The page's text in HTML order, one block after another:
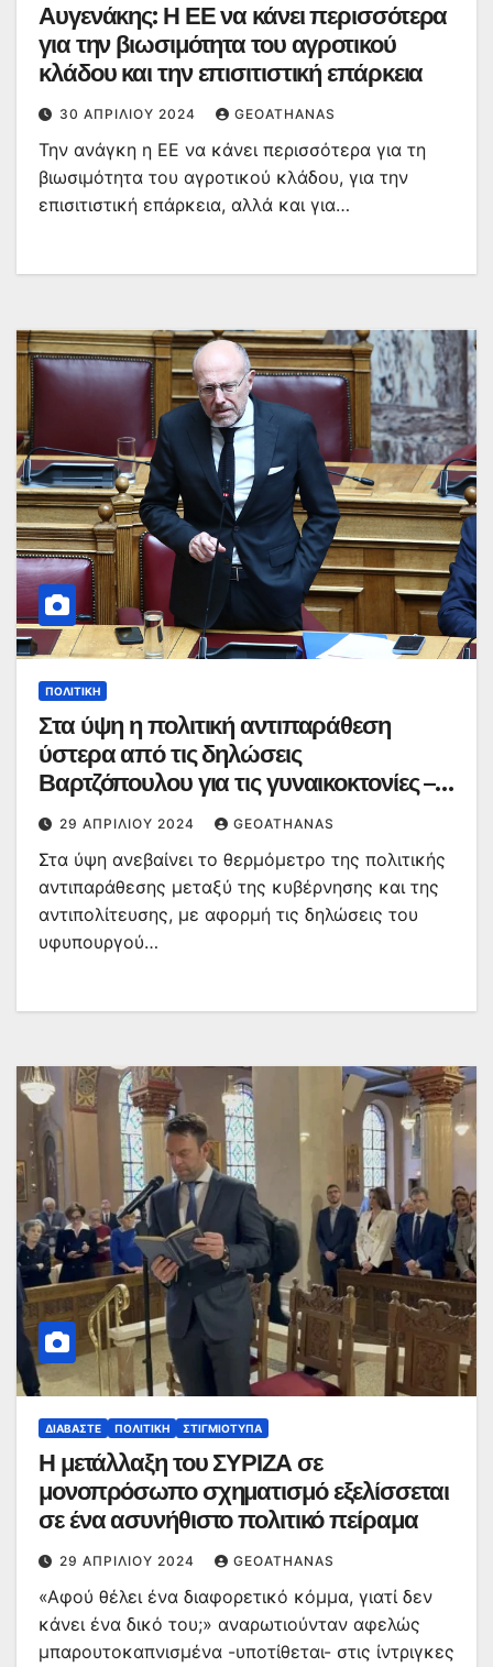
Αυγενάκης: Η ΕΕ να κάνει περισσότερα
για την βιωσιμότητα του αγροτικού
κλάδου και την επισιτιστική επάρκεια
30 ΑΠΡΙΛΊΟΥ 2024 GEOATHANAS
Την ανάγκη η ΕΕ να κάνει περισσότερα για τη
βιωσιμότητα του αγροτικού κλάδου, για την
επισιτιστική επάρκεια, αλλά και για…
ΠΟΛΙΤΙΚΉ
Στα ύψη η πολιτική αντιπαράθεση
ύστερα από τις δηλώσεις
Βαρτζόπουλου για τις γυναικοκτονίες –
Τι απαντά ο ίδιος
29 ΑΠΡΙΛΊΟΥ 2024 GEOATHANAS
Στα ύψη ανεβαίνει το θερμόμετρο της πολιτικής
αντιπαράθεσης μεταξύ της κυβέρνησης και της
αντιπολίτευσης, με αφορμή τις δηλώσεις του
υφυπουργού…
ΔΙΑΒΆΣΤΕ ΠΟΛΙΤΙΚΉ ΣΤΙΓΜΙΌΤΥΠΑ
Η μετάλλαξη του ΣΥΡΙΖΑ σε
μονοπρόσωπο σχηματισμό εξελίσσεται
σε ένα ασυνήθιστο πολιτικό πείραμα
29 ΑΠΡΙΛΊΟΥ 2024 GEOATHANAS
«Αφού θέλει ένα διαφορετικό κόμμα, γιατί δεν
κάνει ένα δικό του;» αναρωτιούνταν αφελώς
μπαρουτοκαπνισμένα -υποτίθεται- στις ίντριγκες